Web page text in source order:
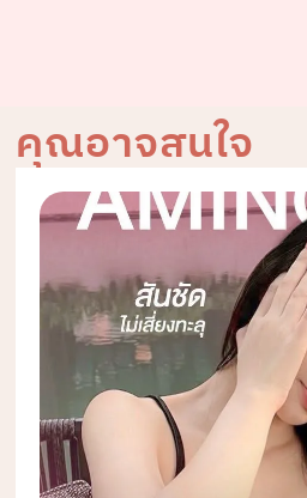
คุณอาจสนใจ